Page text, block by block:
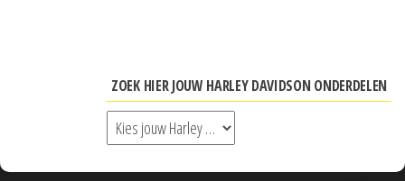
ZOEK HIER JOUW HARLEY DAVIDSON ONDERDELEN